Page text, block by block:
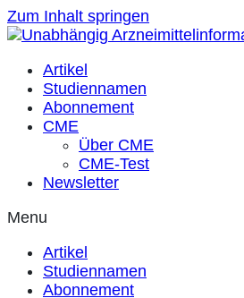
Zum Inhalt springen
Artikel
Studiennamen
Abonnement
CME
Über CME
CME-Test
Newsletter
Menu
Artikel
Studiennamen
Abonnement